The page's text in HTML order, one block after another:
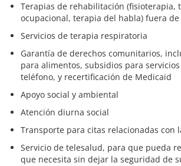
Terapias de rehabilitación (fisioterapia,
ocupacional, terapia del habla) fuera
Servicios de terapia respiratoria
Garantía de derechos comunitarios,
para alimentos, subsidios para
teléfono, y recertificación de Medicaid
Apoyo social y ambiental
Atención diurna social
Transporte para citas relacionadas con
Servicio de telesalud, para que pueda
que necesita sin dejar la seguridad de